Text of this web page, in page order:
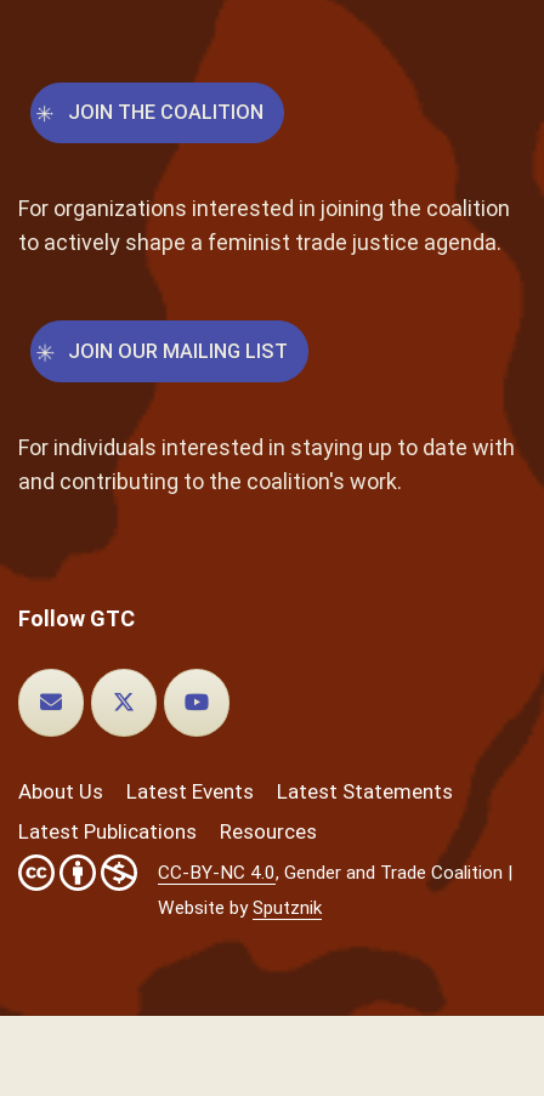
JOIN THE COALITION
For organizations interested in joining the coalition
to actively shape a feminist trade justice agenda.
JOIN OUR MAILING LIST
For individuals interested in staying up to date with
and contributing to the coalition's work.
Follow GTC
About Us Latest Events
Latest Statements
Latest Publications
Resources
CC-BY-NC 4.0, Gender and Trade Coalition |
Website bySputznik